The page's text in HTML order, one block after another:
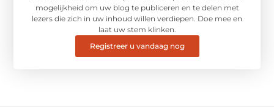
mogelijkheid om uw blog te publiceren en te delen met
lezers die zich in uw inhoud willen verdiepen. Doe mee en
laat uw stem klinken.
Registreer u vandaag nog